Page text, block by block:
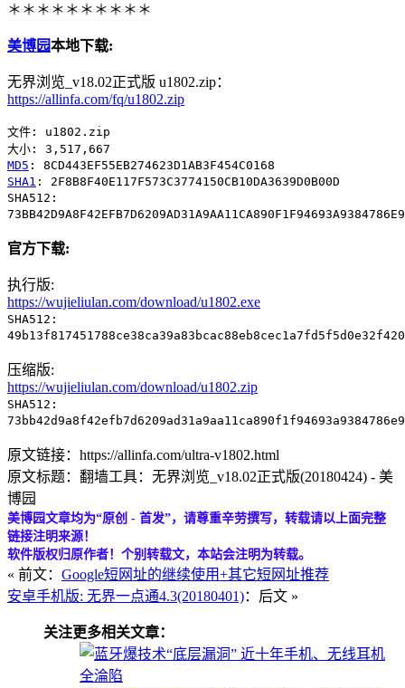
＊＊＊＊＊＊＊＊＊＊
美博园本地下载:
无界浏览_v18.02正式版 u1802.zip：
https://allinfa.com/fq/u1802.zip
文件: u1802.zip
大小: 3,517,667
MD5 : 8CD443EF55EB274623D1AB3F454C0168
SHA1 : 2F8B8F40E117F573C3774150CB10DA3639D0B00D
SHA512:
官方下载:
执行版:
https://wujieliulan.com/download/u1802.exe
SHA512:
压缩版:
https://wujieliulan.com/download/u1802.zip
SHA512:
原文链接：https://allinfa.com/ultra-v1802.html
原文标题：翻墙工具：无界浏览_v18.02正式版(20180424) - 美
博园
美博园文章均为“原创 - 首发”，请尊重辛劳撰写，转载请以上面完整
链接注明来源！
软件版权归原作者！个别转载文，本站会注明为转载。
« 前文： Google短网址的继续使用+其它短网址推荐
安卓手机版: 无界一点通4.3(20180401)：后文 »
关注更多相关文章：